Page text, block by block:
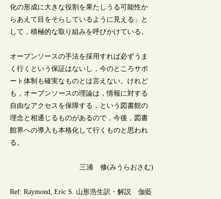
化の形成に大きな役割を果たしうる可能性か
らあえて目をそらしているように見える」と
して，積極的な取り組みを呼びかけている。
オープンソースの手法を採用すれば必ずうま
く行くという保証はないし，今のところサポ
ート体制も確実なものとは言えない。けれど
も，オープンソースの理論は，情報に対する
自由なアクセスを保障する，という図書館の
理念と相通じるものがあるので，今後，図書
館界への導入も本格化して行くものと思われ
る。
三浦 修(みうらおさむ)
Ref: Raymond, Eric S. 山形浩生訳・解説 伽藍